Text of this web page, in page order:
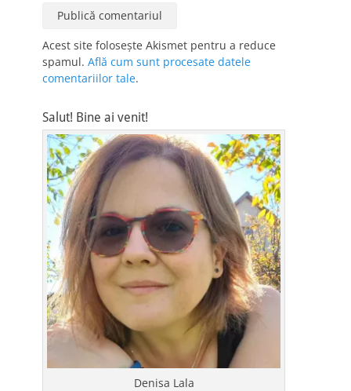
Acest site folosește Akismet pentru a reduce
spamul. Află cum sunt procesate datele
comentariilor tale.
Salut! Bine ai venit!
Denisa Lala